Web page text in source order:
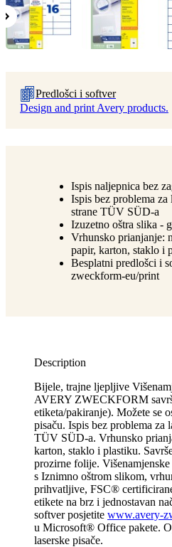
Predlošci i softver
Design and print Avery products.
Ispis naljepnica bez
Ispis bez problema za
strane TÜV SÜD-a
Izuzetno oštra slika -
Vrhunsko prianjanje:
papir, karton, staklo i
Besplatni predlošci i
zweckform-eu/print
Description
Bijele, trajne ljepljive
AVERY ZWECKFORM
etiketa/pakiranje). Možete se
pisaču. Ispis bez problema za
TÜV SÜD-a. Vrhunsko
karton, staklo i plastiku.
prozirne folije.
s Iznimno oštrom slikom,
prihvatljive, FSC®
etikete na brz i jednostavan
softver posjetite www.avery-
u Microsoft® Office pakete.
laserske pisače.